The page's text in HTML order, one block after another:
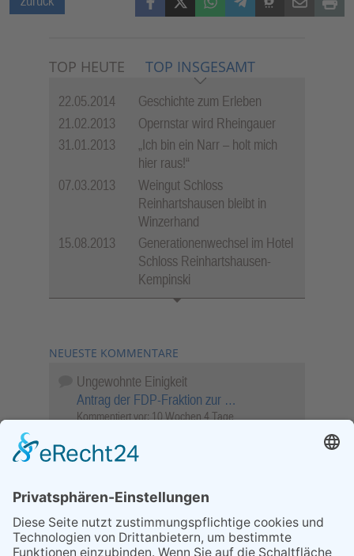
TOP HEUTE TOP INSGESAMT
22.05.2014
Geschichte zum Erleben
21.02.2013
Opernstar wird Rheingauer
31.01.2013
„Ich bin ein Narr – holt mich
hier raus!“
07.03.2013
Weingut Schloss
Reinhartshausen bleibt in
Winzerhand
15.08.2013
Generationenwechsel im Hotel
Schloss Reinhartshausen-
Kempinski
NEUESTE KOMMENTARE
Ungewohnte Einigkeit
Antrag der FDP-Fraktion zur …
Kommentiert vor: 10 Wochen 4 Tage
Objekt …
Kommentiert vor: 25 Wochen 6 Tage
Sperrung für Wassersportler schlägt hohe
Wellen
Sperrung der Stillgewässer